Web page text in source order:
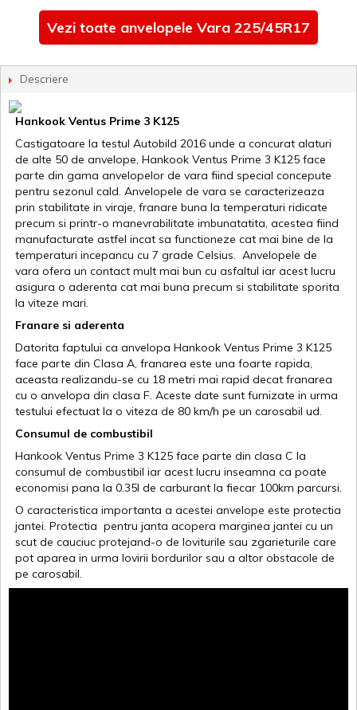
Vezi toate anvelopele Vara 225/45R17
Descriere
Hankook Ventus Prime 3 K125
Castigatoare la testul Autobild 2016 unde a concurat alaturi
de alte 50 de anvelope, Hankook Ventus Prime 3 K125 face
parte din gama anvelopelor de vara fiind special concepute
pentru sezonul cald. Anvelopele de vara se caracterizeaza
prin stabilitate in viraje, franare buna la temperaturi ridicate
precum si printr-o manevrabilitate imbunatatita, acestea fiind
manufacturate astfel incat sa functioneze cat mai bine de la
temperaturi incepancu cu 7 grade Celsius. Anvelopele de
vara ofera un contact mult mai bun cu asfaltul iar acest lucru
asigura o aderenta cat mai buna precum si stabilitate sporita
la viteze mari.
Franare si aderenta
Datorita faptului ca anvelopa Hankook Ventus Prime 3 K125
face parte din Clasa A, franarea este una foarte rapida,
aceasta realizandu-se cu 18 metri mai rapid decat franarea
cu o anvelopa din clasa F. Aceste date sunt furnizate in urma
testului efectuat la o viteza de 80 km/h pe un carosabil ud.
Consumul de combustibil
Hankook Ventus Prime 3 K125 face parte din clasa C la
consumul de combustibil iar acest lucru inseamna ca poate
economisi pana la 0.35l de carburant la fiecar 100km parcursi.
O caracteristica importanta a acestei anvelope este protectia
jantei. Protectia pentru janta acopera marginea jantei cu un
scut de cauciuc protejand-o de loviturile sau zgarieturile care
pot aparea in urma lovirii bordurilor sau a altor obstacole de
pe carosabil.